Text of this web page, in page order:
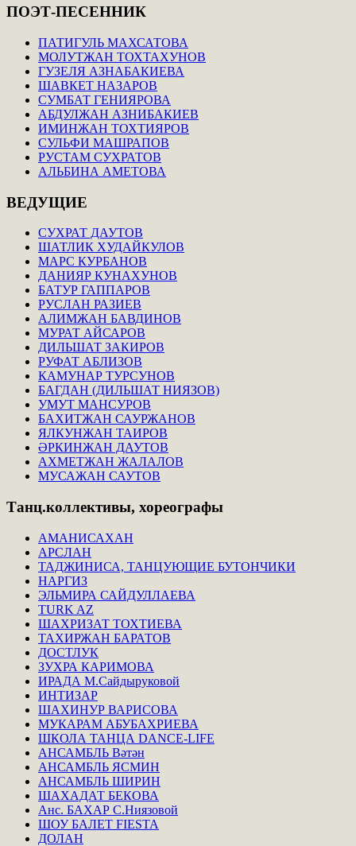
ПОЭТ-ПЕСЕННИК
ПАТИГУЛЬ МАХСАТОВА
МОЛУТЖАН ТОХТАХУНОВ
ГУЗЕЛЯ АЗНАБАКИЕВА
ШАВКЕТ НАЗАРОВ
СУМБАТ ГЕНИЯРОВА
АБДУЛЖАН АЗНИБАКИЕВ
ИМИНЖАН ТОХТИЯРОВ
СУЛЬФИ МАШРАПОВ
РУСТАМ СУХРАТОВ
АЛЬБИНА АМЕТОВА
ВЕДУЩИЕ
СУХРАТ ДАУТОВ
ШАТЛИК ХУДАЙКУЛОВ
МАРС КУРБАНОВ
ДАНИЯР КУНАХУНОВ
БАТУР ГАППАРОВ
РУСЛАН РАЗИЕВ
АЛИМЖАН БАВДИНОВ
МУРАТ АЙСАРОВ
ДИЛЬШАТ ЗАКИРОВ
РУФАТ АБЛИЗОВ
КАМУНАР ТУРСУНОВ
БАГДАН (ДИЛЬШАТ НИЯЗОВ)
УМУТ МАНСУРОВ
БАХИТЖАН САУРЖАНОВ
ЯЛКУНЖАН ТАИРОВ
ӘРКИНЖАН ДАУТОВ
АХМЕТЖАН ЖАЛАЛОВ
МУСАЖАН САУТОВ
Танц.коллективы, хореографы
АМАНИСАХАН
АРСЛАН
ТАДЖИНИСА, ТАНЦУЮЩИЕ БУТОНЧИКИ
НАРГИЗ
ЭЛЬМИРА САЙДУЛЛАЕВА
TURK AZ
ШАХРИЗАТ ТОХТИЕВА
ТАХИРЖАН БАРАТОВ
ДОСТЛУК
ЗУХРА КАРИМОВА
ИРАДА М.Сайдыруковой
ИНТИЗАР
ШАХИНУР ВАРИСОВА
МУКАРАМ АБУБАХРИЕВА
ШКОЛА ТАНЦА DANCE-LIFE
АНСАМБЛЬ Вәтән
АНСАМБЛЬ ЯСМИН
АНСАМБЛЬ ШИРИН
ШАХАДАТ БЕКОВА
Анс. БАХАР С.Ниязовой
ШОУ БАЛЕТ FIESTA
ДОЛАН